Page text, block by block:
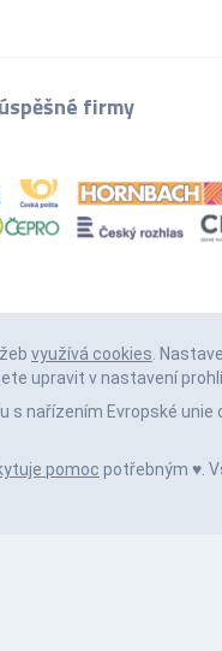
firmy
využívá cookies .
upravit v nastavení
s nařízením Evropské unie
pomoc potřebným ♥️.